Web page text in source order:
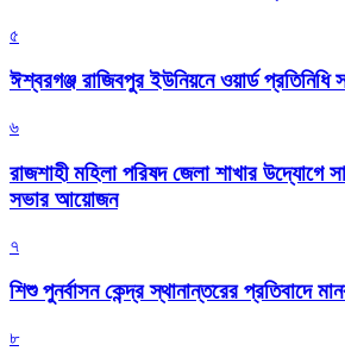
৫
ঈশ্বরগঞ্জ রাজিবপুর ইউনিয়নে ওয়ার্ড প্রতিনিধি
৬
রাজশাহী মহিলা পরিষদ জেলা শাখার উদ্যোগে
সভার আয়োজন
৭
শিশু পুনর্বাসন কেন্দ্র স্থানান্তরের প্রতিবাদে
৮